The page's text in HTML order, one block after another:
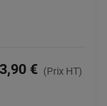
€ (Prix HT)